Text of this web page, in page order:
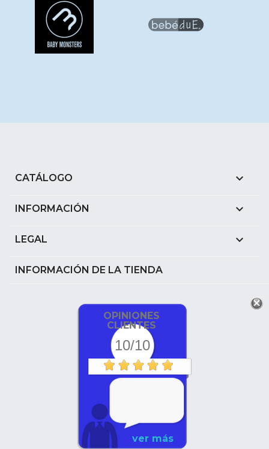
CATÁLOGO 
INFORMACIÓN 
LEGAL 
INFORMACIÓN DE LA TIENDA
OPINIONES
CLIENTES
10/10
ver más